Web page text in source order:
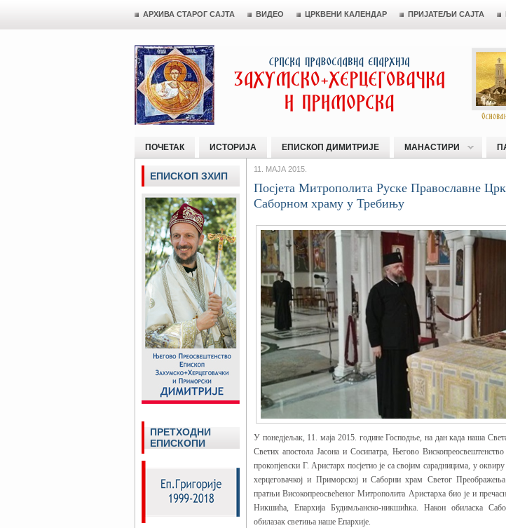
АРХИВА СТАРОГ САЈТА ВИДЕО ЦРКВЕНИ КАЛЕНДАР ПРИЈАТЕЉИ САЈТА
ПОЧЕТАК ИСТОРИЈА ЕПИСКОП ДИМИТРИЈЕ МАНАСТИРИ
11. МАЈА 2015.
Посјета Митрополита Руске Православне
Саборном храму у Требињу
У понедјељак, 11. маја 2015. године Господње, на дан када наша
Светих апостола Јасона и Сосипатра, Његово
прокопјевски Г. Аристарх посјетио је са својим сарадницима, у
херцеговачкој и Приморској и Саборни храм Светог
пратњи Високопреосвећеног Митрополита Аристарха био је и
Никшића, Епархија Будимљанско-никшићка. Након обиласка
обилазак светиња наше Епархије.
ЕПИСКОП ЗХИП
ПРЕТХОДНИ
ЕПИСКОПИ